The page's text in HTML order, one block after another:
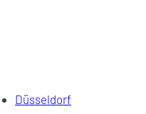
Düsseldorf